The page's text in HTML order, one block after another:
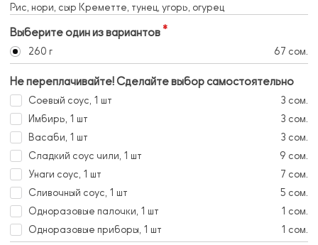
Рис, нори, сыр Креметте, тунец, угорь, огурец
Выберите один из вариантов
260 г 67 сом.
Не переплачивайте! Сделайте выбор самостоятельно
Соевый соус, 1 шт
3 сом.
Имбирь, 1 шт
3 сом.
Васаби, 1 шт
3 сом.
Сладкий соус чили, 1 шт
9 сом.
Унаги соус, 1 шт
7 сом.
Сливочный соус, 1 шт
5 сом.
Одноразовые палочки, 1 шт
1 сом.
Одноразовые приборы, 1 шт
1 сом.